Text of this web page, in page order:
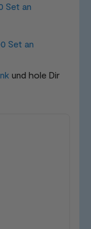
Set an
Set an
und hole Dir